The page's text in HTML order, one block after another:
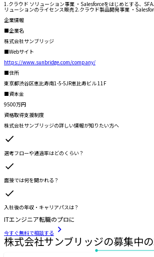
1.クラウド ソリューション事業 ・Salesforceをはじめとする、
リューションのライセンス販売 2.クラウド製品開発事業 ・
企業情報
■企業名
株式会社サンブリッジ
■Webサイト
https://www.sunbridge.com/company/
■住所
東京都渋谷区恵比寿南1-5-5JR恵比寿ビル 11F
■資本金
9500万円
資格取得支援制度
株式会社サンブリッジの詳しい情報が知りたい方へ
選考フローや通過率はどのくらい？
面接では何を聞かれる？
入社後の年収・キャリアパスは？
ITエンジニア転職のプロに
今すぐ無料で相談する
株式会社サンブリッジの募集中